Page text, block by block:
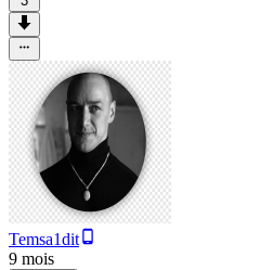
Temsa1dit
9 mois